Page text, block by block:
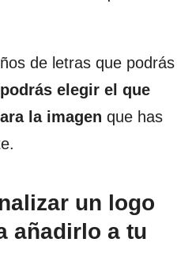
de letras que podrás
podrás elegir el que
la imagen que has
un logo
añadirlo a tu